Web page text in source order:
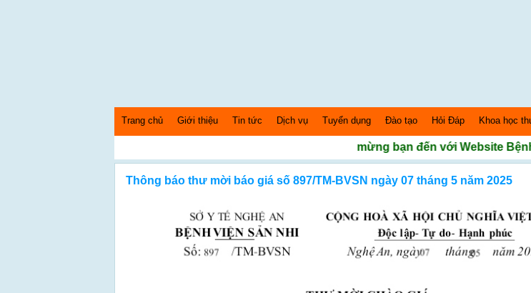
Trang chủ Giới thiệu Tin tức Dịch vụ Tuyển dụng Đào tạo Hỏi Đáp Khoa học
Chào mừng bạn đến với Website Bệnh
Thông báo thư mời báo giá số 897/TM-BVSN ngày 07 tháng 5 năm 2025